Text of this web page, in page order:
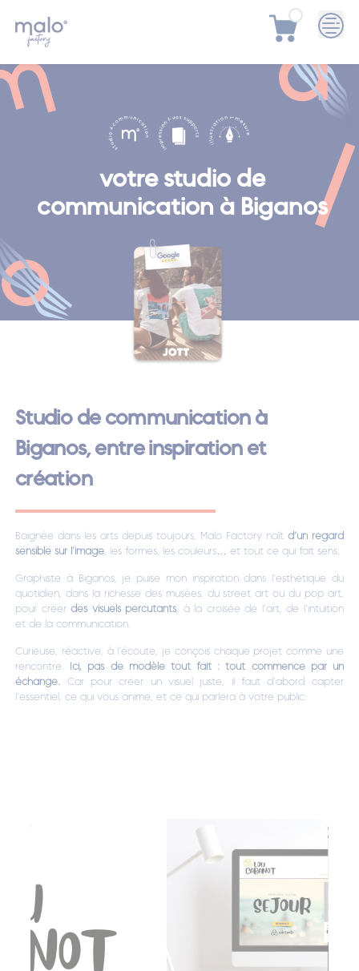
content
votre studio de
communication à Biganos
Studio de communication à
Biganos, entre inspiration et
création
Baignée dans les arts depuis toujours, Malo Factory naît d’un regard
sensible sur l’image , les formes, les couleurs… et tout ce qui fait sens.
Graphiste à Biganos, je puise mon inspiration dans l’esthétique du
quotidien, dans la richesse des musées, du street art ou du pop art,
pour créerdes visuels percutants , à la croisée de l’art, de l’intuition
et de la communication.
Curieuse, réactive, à l’écoute, je conçois chaque projet comme une
rencontre.
Ici, pas de modèle tout fait : tout commence par un
échange.
Car pour créer un visuel juste, il faut d’abord capter
l’essentiel, ce qui vous anime, et ce qui parlera à votre public.